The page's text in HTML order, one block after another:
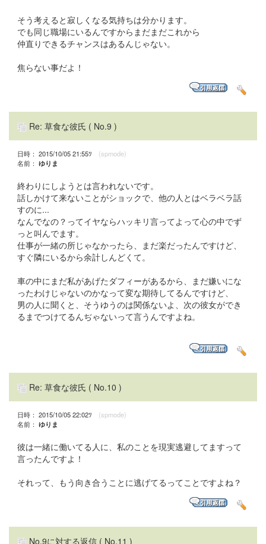
そう考えると寂しくなる気持ちは分かります。
でも同じ職場にいるんですからまだまだこれから
仲直りできるチャンスはあるんじゃない。
焦らない事だよ！
Re: 草食な彼氏 ( No.9 )
日時： 2015/10/05 21:55ﾂ (spmode)
名前： ゆりま
終わりにしようとは言われないです。
話しかけて来ないことがショックで、他の人とはベラベラ話
すのに...
なんでなの？ってイヤならハッキリ言ってよって心の中でず
っと叫んでます。
仕事が一緒の所じゃなかったら、まだ楽だったんですけど、
すぐ隣にいるから余計しんどくて。
車の中にまだ私があげたダフィーがあるから、まだ嫌いにな
ったわけじゃないのかなって変な期待してるんですけど、
男の人に聞くと、そうゆうのは関係ないよ、次の彼女ができ
るまでつけてるんぢゃないって言うんですよね。
Re: 草食な彼氏 ( No.10 )
日時： 2015/10/05 22:02ﾂ (spmode)
名前： ゆりま
彼は一緒に働いてる人に、私のことを現実逃避してますって
言ったんですよ！
それって、もう向き合うことに逃げてるってことですよね？
No.9に対する返信 ( No.11 )